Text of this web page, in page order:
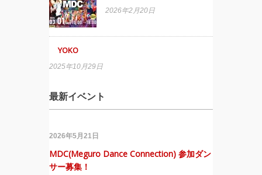
2026年2月20日
YOKO
2025年10月29日
最新イベント
2026年5月21日
MDC(Meguro Dance Connection) 参加ダン
サー募集！